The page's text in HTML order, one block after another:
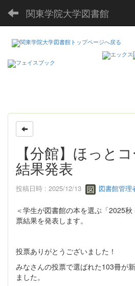
関東学院大学図書館
【分館】ほっと
結果発表
投稿日時 : 2025/12/13 図書館管理
＜学生が図書館の本を選ぶ「2025
票結果を発表します。
投票ありがとうございました！
みなさんの投票で選ばれた103冊が
ました。